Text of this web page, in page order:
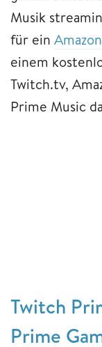
Musik
für ein
einem
Twitch.tv,
Prime Music
Twitch
Prime